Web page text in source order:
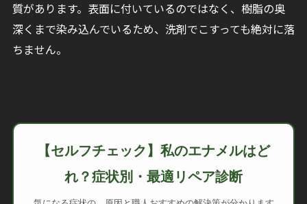
質があります。表面に付いているのではなく、樹脂の奥
深くまで染み込んでいるため、洗剤でこすっても絶対に落
ちません。
【セルフチェック】私のエナメルはど
れ？症状別・最適リペア診断